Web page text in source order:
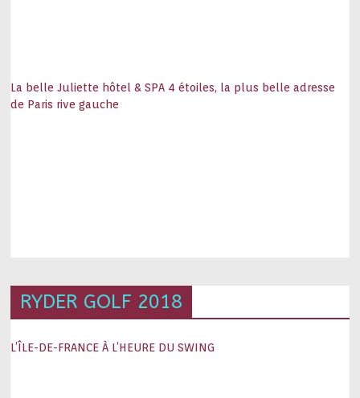
La belle Juliette hôtel & SPA 4 étoiles, la plus belle adresse
de Paris rive gauche
RYDER GOLF 2018
L’ÎLE-DE-FRANCE À L’HEURE DU SWING